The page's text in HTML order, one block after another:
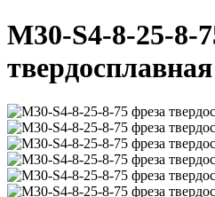
M30-S4-8-25-8-